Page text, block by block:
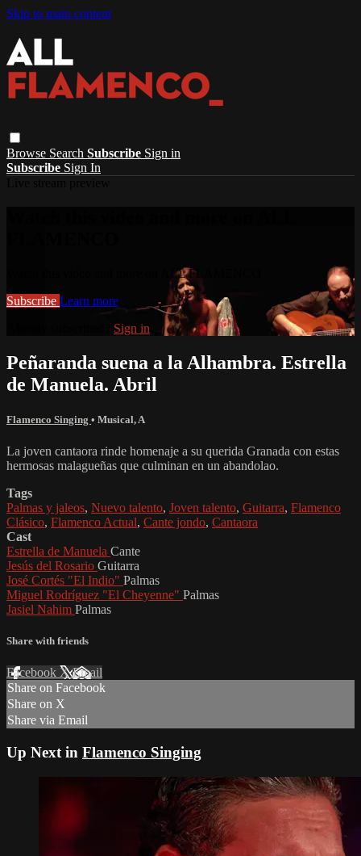
Skip to main content
Browse Search Subscribe Sign in
Subscribe Sign In
Watch this video and more on ALL FLAMENCO
Subscribe Learn more
Sign in
Peñaranda suena a la Alhambra. Estrella
de Manuela. Abril
Flamenco Singing • Musical, A
La joven cantaora rinde homenaje a su querida Granada con estas
hermosas malagueñas que culminan en un abandolao.
Tags
Palmas y jaleos, Nuevo talento, Joven talento, Guitarra, Flamenco
Clásico, Flamenco Actual, Cante jondo, Cantaora
Cast
Estrella de Manuela Cante
Jesús del Rosario Guitarra
José Cortés "El Indio" Palmas
Miguel Rodríguez "El Cheyenne" Palmas
Jasiel Nahim Palmas
Share with friends
Facebook XEmail
Share on Facebook
Share on X
Share via Email
Up Next in Flamenco Singing